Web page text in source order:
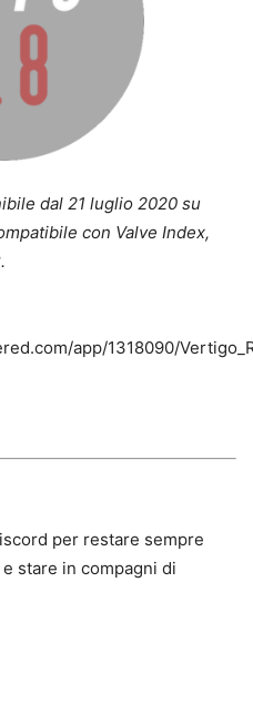
dal 21 luglio 2020 su
con Valve Index,
app/1318090/
per restare sempre
stare in compagni di